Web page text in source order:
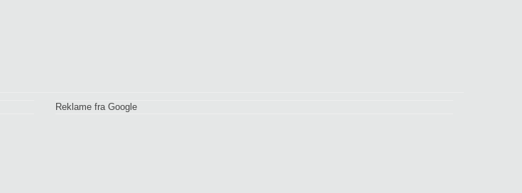
Reklame fra Google